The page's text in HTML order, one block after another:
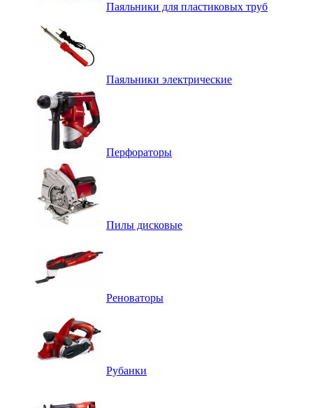
Паяльники для пластиковых труб
Паяльники электрические
Перфораторы
Пилы дисковые
Реноваторы
Рубанки